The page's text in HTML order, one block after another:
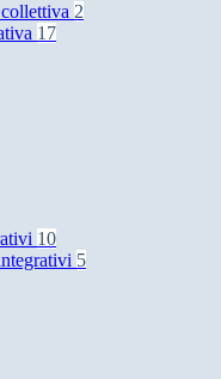
2
17
10
5